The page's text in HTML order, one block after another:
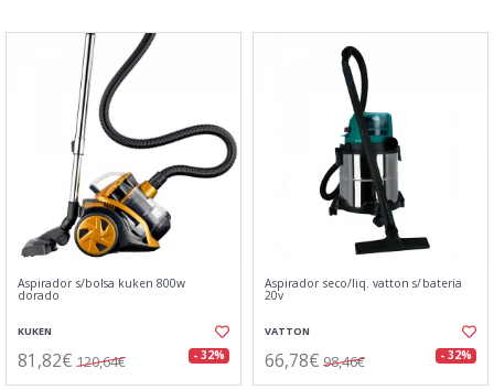
Aspirador s/bolsa kuken 800w
dorado
KUKEN
81,82€ 120,64€ - 32%
Aspirador seco/liq. vatton s/bateria
20v
VATTON
66,78€ 98,46€ - 32%